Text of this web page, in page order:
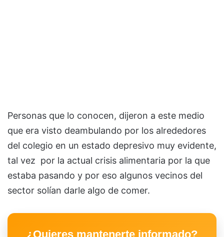
Personas que lo conocen, dijeron a este medio
que era visto deambulando por los alrededores
del colegio en un estado depresivo muy evidente,
tal vez por la actual crisis alimentaria por la que
estaba pasando y por eso algunos vecinos del
sector solían darle algo de comer.
¿Quieres mantenerte informado?